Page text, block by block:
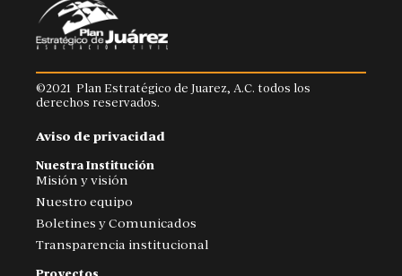
©2021 Plan Estratégico de Juarez, A.C. todos los
derechos reservados.
Aviso de privacidad
Nuestra Institución
Misión y visión
Nuestro equipo
Boletines y Comunicados
Transparencia institucional